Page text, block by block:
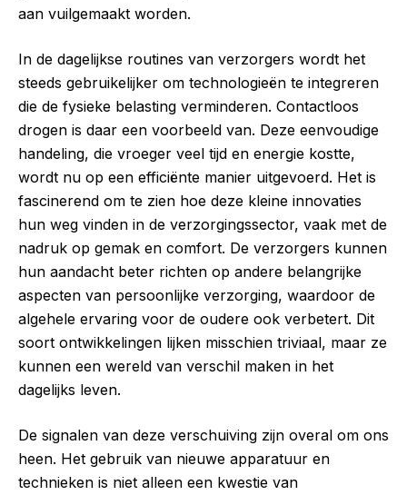
aan vuilgemaakt worden.
In de dagelijkse routines van verzorgers wordt het
steeds gebruikelijker om technologieën te integreren
die de fysieke belasting verminderen. Contactloos
drogen is daar een voorbeeld van. Deze eenvoudige
handeling, die vroeger veel tijd en energie kostte,
wordt nu op een efficiënte manier uitgevoerd. Het is
fascinerend om te zien hoe deze kleine innovaties
hun weg vinden in de verzorgingssector, vaak met de
nadruk op gemak en comfort. De verzorgers kunnen
hun aandacht beter richten op andere belangrijke
aspecten van persoonlijke verzorging, waardoor de
algehele ervaring voor de oudere ook verbetert. Dit
soort ontwikkelingen lijken misschien triviaal, maar ze
kunnen een wereld van verschil maken in het
dagelijks leven.
De signalen van deze verschuiving zijn overal om ons
heen. Het gebruik van nieuwe apparatuur en
technieken is niet alleen een kwestie van